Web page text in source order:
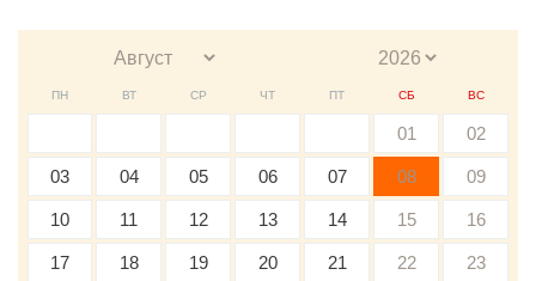
ПН ВТ СР ЧТ ПТ СБ ВС
01 02
03 04 05 06 07 08 09
10 11 12 13 14 15 16
17 18 19 20 21 22 23